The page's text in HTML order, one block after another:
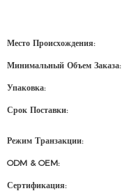
Место Происхождения:
Минимальный Объем Заказа:
Упаковка:
Срок Поставки:
Режим Транзакции:
ODM & OEM:
Сертификация: